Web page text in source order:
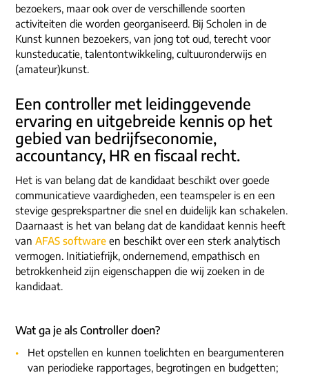
bezoekers, maar ook over de verschillende soorten
activiteiten die worden georganiseerd. Bij Scholen in de
Kunst kunnen bezoekers, van jong tot oud, terecht voor
kunsteducatie, talentontwikkeling, cultuuronderwijs en
(amateur)kunst.
Een controller met leidinggevende
ervaring en uitgebreide kennis op het
gebied van bedrijfseconomie,
accountancy, HR en fiscaal recht.
Het is van belang dat de kandidaat beschikt over goede
communicatieve vaardigheden, een teamspeler is en een
stevige gesprekspartner die snel en duidelijk kan schakelen.
Daarnaast is het van belang dat de kandidaat kennis heeft
van AFAS software en beschikt over een sterk analytisch
vermogen. Initiatiefrijk, ondernemend, empathisch en
betrokkenheid zijn eigenschappen die wij zoeken in de
kandidaat.
Wat ga je als Controller doen?
Het opstellen en kunnen toelichten en beargumenteren
van periodieke rapportages, begrotingen en budgetten;